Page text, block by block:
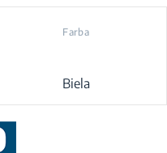
Farba
Biela